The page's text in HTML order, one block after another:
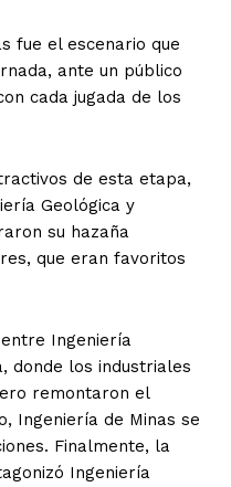
fue el escenario que
ante un público
cada jugada de los
de esta etapa,
Geológica y
su hazaña
que eran favoritos
Ingeniería
donde los industriales
remontaron el
Ingeniería de Minas se
Finalmente, la
Ingeniería